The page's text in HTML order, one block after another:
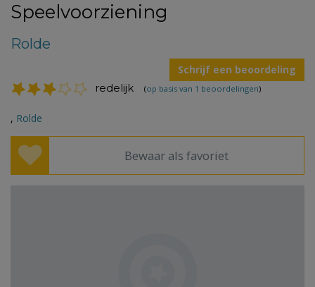
Speelvoorziening
Rolde
Schrijf een beoordeling
redelijk (op basis van 1 beoordelingen)
, Rolde
Bewaar als favoriet